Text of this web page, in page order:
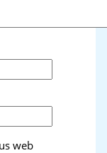
web